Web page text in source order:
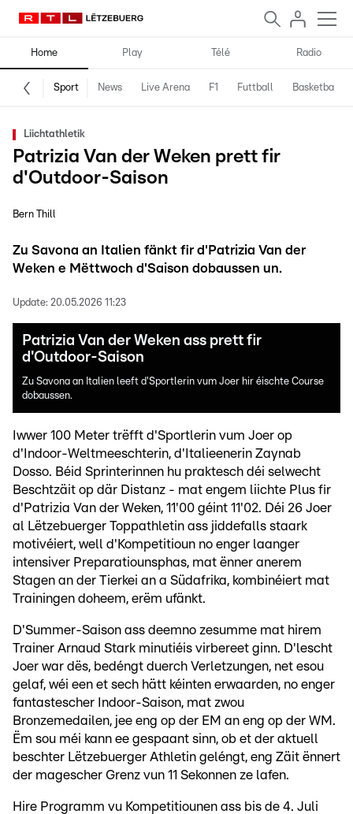
Home Play Télé Radio
Sport News Live Arena F1 Futtball Basketball
Liichtathletik
Patrizia Van der Weken prett fir
d'Outdoor-Saison
Bern Thill
Zu Savona an Italien fänkt fir d'Patrizia Van der
Weken e Mëttwoch d'Saison dobaussen un.
Update: 20.05.2026 11:23
Patrizia Van der Weken ass prett fir
d'Outdoor-Saison
Zu Savona an Italien leeft d'Sportlerin vum Joer hir éischte Course
dobaussen.
Iwwer 100 Meter trëfft d'Sportlerin vum Joer op
d'Indoor-Weltmeeschterin, d'Italieenerin Zaynab
Dosso. Béid Sprinterinnen hu praktesch déi selwecht
Beschtzäit op där Distanz - mat engem liichte Plus fir
d'Patrizia Van der Weken, 11'00 géint 11'02. Déi 26 Joer
al Lëtzebuerger Toppathletin ass jiddefalls staark
motivéiert, well d'Kompetitioun no enger laanger
intensiver Preparatiounsphas, mat ënner anerem
Stagen an der Tierkei an a Südafrika, kombinéiert mat
Trainingen doheem, erëm ufänkt.
D'Summer-Saison ass deemno zesumme mat hirem
Trainer Arnaud Stark minutiéis virbereet ginn. D'lescht
Joer war dës, bedéngt duerch Verletzungen, net esou
gelaf, wéi een et sech hätt kéinten erwaarden, no enger
fantastescher Indoor-Saison, mat zwou
Bronzemedailen, jee eng op der EM an eng op der WM.
Ëm sou méi kann ee gespaant sinn, ob et der aktuell
beschter Lëtzebuerger Athletin geléngt, eng Zäit ënnert
der magescher Grenz vun 11 Sekonnen ze lafen.
Hire Programm vu Kompetitiounen ass bis de 4. Juli